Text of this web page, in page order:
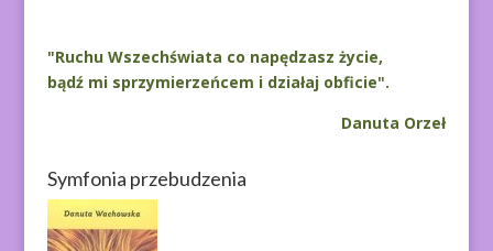
"Ruchu Wszechświata co napędzasz życie,
bądź mi sprzymierzeńcem i działaj obficie".
Danuta Orzeł
Symfonia przebudzenia